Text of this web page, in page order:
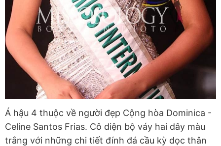
Á hậu 4 thuộc về người đẹp Cộng hòa Dominica -
Celine Santos Frias. Cô diện bộ váy hai dây màu
trắng với những chi tiết đính đá cầu kỳ dọc thân